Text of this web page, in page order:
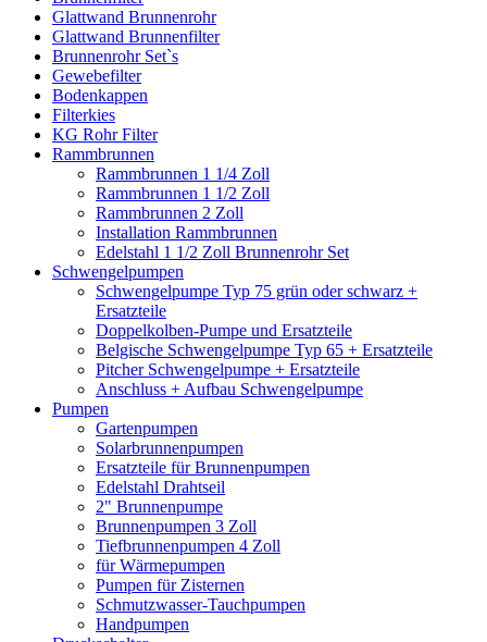
Glattwand Brunnenrohr
Glattwand Brunnenfilter
Brunnenrohr Set`s
Gewebefilter
Bodenkappen
Filterkies
KG Rohr Filter
Rammbrunnen
Rammbrunnen 1 1/4 Zoll
Rammbrunnen 1 1/2 Zoll
Rammbrunnen 2 Zoll
Installation Rammbrunnen
Edelstahl 1 1/2 Zoll Brunnenrohr Set
Schwengelpumpen
Schwengelpumpe Typ 75 grün oder schwarz +
Ersatzteile
Doppelkolben-Pumpe und Ersatzteile
Belgische Schwengelpumpe Typ 65 + Ersatzteile
Pitcher Schwengelpumpe + Ersatzteile
Anschluss + Aufbau Schwengelpumpe
Pumpen
Gartenpumpen
Solarbrunnenpumpen
Ersatzteile für Brunnenpumpen
Edelstahl Drahtseil
2" Brunnenpumpe
Brunnenpumpen 3 Zoll
Tiefbrunnenpumpen 4 Zoll
für Wärmepumpen
Pumpen für Zisternen
Schmutzwasser-Tauchpumpen
Handpumpen